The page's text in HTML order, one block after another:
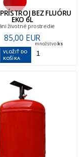
BEZ FLUÓRU
EKO 6L
životné prostredie
85,00 EUR
VLOŽIŤ DO
KOŠÍKA
množstvoks